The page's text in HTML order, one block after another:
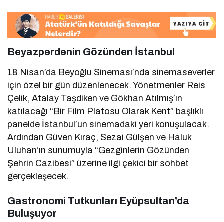
Beyazperdenin Gözünden İstanbul
18 Nisan’da Beyoğlu Sineması’nda sinemaseverler
için özel bir gün düzenlenecek. Yönetmenler Reis
Çelik, Atalay Taşdiken ve Gökhan Atılmış’ın
katılacağı “Bir Film Platosu Olarak Kent” başlıklı
panelde İstanbul’un sinemadaki yeri konuşulacak.
Ardından Güven Kıraç, Sezai Gülşen ve Haluk
Uluhan’ın sunumuyla “Gezginlerin Gözünden
Şehrin Cazibesi” üzerine ilgi çekici bir sohbet
gerçekleşecek.
Gastronomi Tutkunları Eyüpsultan’da
Buluşuyor